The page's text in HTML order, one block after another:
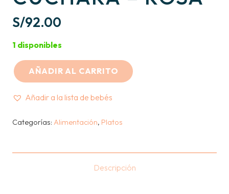
S/92.00
1 disponibles
BUMKINS
CON
AÑADIR AL CARRITO
Añadir a la lista de bebés
Categorías: Alimentación, Platos
Descripción